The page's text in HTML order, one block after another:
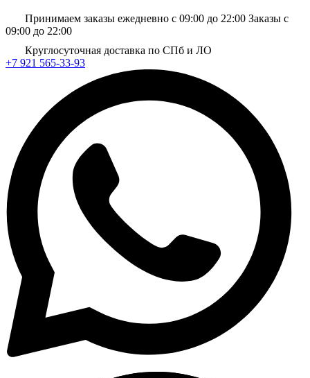
Принимаем заказы ежедневно с 09:00 до 22:00 Заказы с
09:00 до 22:00
Круглосуточная доставка по СПб и ЛО
+7 921 565-33-93